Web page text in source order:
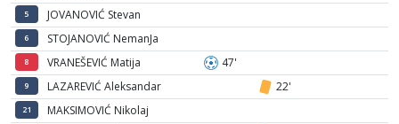
5 JOVANOVIĆ Stevan
6 STOJANOVIĆ NemanJa
8 VRANEŠEVIĆ Matija 47'
9 LAZAREVIĆ Aleksandar 22'
21 MAKSIMOVIĆ Nikolaj